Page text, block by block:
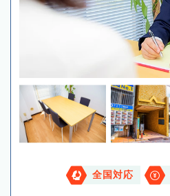
全国対応